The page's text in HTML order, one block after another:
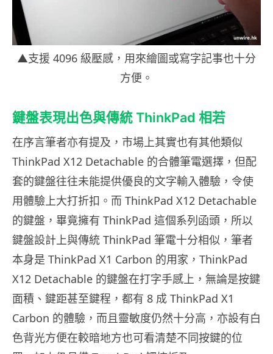
▲支援 4096 級壓感，用來繪圖或寫字記事也十分
方便。
鍵盤表現出色與傳統 ThinkPad 相若
在序言筆者亦有提及，市場上其實也有其他類似
ThinkPad X12 Detachable 的合體筆電選擇，但配
套的鍵盤往往未能提供優良的文字輸入體驗，令使
用體驗上大打折扣。而 ThinkPad X12 Detachable
的鍵盤，畢竟擁有 ThinkPad 這個系列函頭，所以
鍵盤設計上與傳統 ThinkPad 筆電十分相似，筆者
本身是 ThinkPad X1 Carbon 的用家，ThinkPad
X12 Detachable 的鍵盤在打字手感上，無論是按鍵
面積、鍵距甚至鍵程，都有 8 成 ThinkPad X1
Carbon 的體驗，而且靈敏度仍然十分高，亦設有白
色背光方便在較暗地方也可看清楚不同按鍵的位